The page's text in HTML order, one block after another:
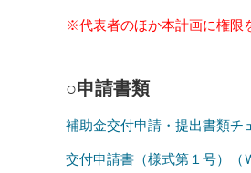
※代表者のほか本計画に権限
○申請書類
補助金交付申請・提出書類チ
交付申請書（様式第１号）（